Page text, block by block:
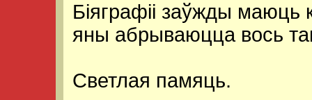
Біяграфіі заўжды маюць
яны абрываюцца вось
Светлая памяць.